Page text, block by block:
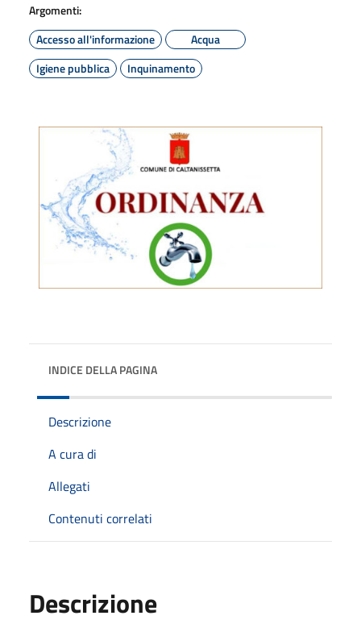
Argomenti:
Accesso all'informazione
Acqua
Igiene pubblica
Inquinamento
INDICE DELLA PAGINA
Descrizione
A cura di
Allegati
Contenuti correlati
Descrizione